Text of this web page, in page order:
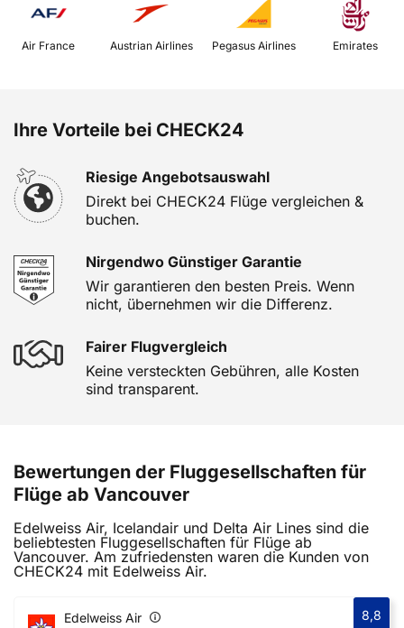
Air France Austrian Airlines Emirates
Ihre Vorteile bei CHECK24
Riesige Angebotsauswahl
Direkt bei CHECK24 Flüge vergleichen &
buchen.
Nirgendwo Günstiger Garantie
Wir garantieren den besten Preis. Wenn
nicht, übernehmen wir die Differenz.
Fairer Flugvergleich
Keine versteckten Gebühren, alle Kosten
sind transparent.
Bewertungen der Fluggesellschaften für
Flüge ab Vancouver
Edelweiss Air, Icelandair und Delta Air Lines sind die
beliebtesten Fluggesellschaften für Flüge ab
Vancouver. Am zufriedensten waren die Kunden von
CHECK24 mit Edelweiss Air.
Edelweiss Air 8,8